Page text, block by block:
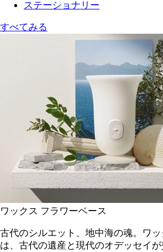
ステーショナリー
すべてみる
ワックス フラワーベース
古代のシルエット、地中海の魂。ワ
は、古代の遺産と現代のオデッセイ